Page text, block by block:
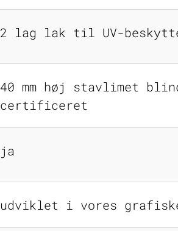
2 lag lak til UV-
40 mm høj stavlimet
certificeret
ja
udviklet i vores